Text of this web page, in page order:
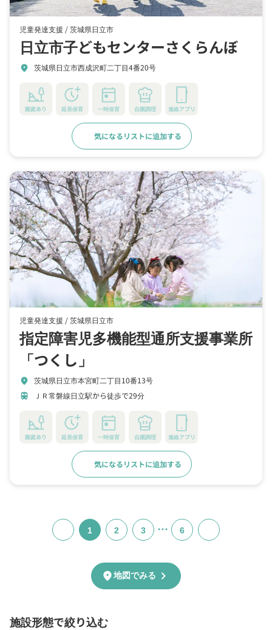
児童発達支援 /茨城県日立市
日立市子どもセンターさくらんぼ
location_on 茨城県日立市西成沢町二丁目4番20号
園庭あり 延長保育 一時保育 自園調理 連絡アプリ
気になるリストに追加する
児童発達支援 /茨城県日立市
指定障害児多機能型通所支援事業所
「つくし」
location_on 茨城県日立市本宮町二丁目10番13号
train ＪＲ常磐線日立駅から徒歩で29分
園庭あり 延長保育 一時保育 自園調理 連絡アプリ
気になるリストに追加する
1 2 3 … 6
location_on地図でみる chevron_right
施設形態で絞り込む